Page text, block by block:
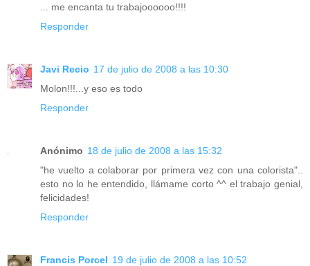
... me encanta tu trabajoooooo!!!!
Responder
Javi Recio 17 de julio de 2008 a las 10:30
Molon!!!...y eso es todo
Responder
Anónimo 18 de julio de 2008 a las 15:32
"he vuelto a colaborar por primera vez con una colorista"..
esto no lo he entendido, llámame corto ^^ el trabajo genial,
felicidades!
Responder
Francis Porcel 19 de julio de 2008 a las 10:52